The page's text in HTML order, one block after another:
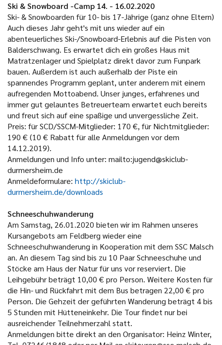
Ski & Snowboard -Camp 14. - 16.02.2020
Ski- & Snowboarden für 10- bis 17-Jährige (ganz ohne Eltern)
Auch dieses Jahr geht's mit uns wieder auf ein
abenteuerliches Ski-/Snowboard-Erlebnis auf die Pisten von
Balderschwang. Es erwartet dich ein großes Haus mit
Matratzenlager und Spielplatz direkt davor zum Funpark
bauen. Außerdem ist auch außerhalb der Piste ein
spannendes Programm geplant, unter anderem mit einem
aufregenden Mottoabend. Unser junges, erfahrenes und
immer gut gelauntes Betreuerteam erwartet euch bereits
und freut sich auf eine spaßige und unvergessliche Zeit.
Preis: für SCD/SSCM-Mitglieder: 170 €, für Nichtmitglieder:
190 € (10 € Rabatt für alle Anmeldungen vor dem
14.12.2019).
Anmeldungen und Info unter: mailto:jugend@skiclub-
durmersheim.de
Anmeldeformulare: http://skiclub-
durmersheim.de/downloads
Schneeschuhwanderung
Am Samstag, 26.01.2020 bieten wir im Rahmen unseres
Kursangebots am Feldberg wieder eine
Schneeschuhwanderung in Kooperation mit dem SSC Malsch
an. An diesem Tag sind bis zu 10 Paar Schneeschuhe und
Stöcke am Haus der Natur für uns vor reserviert. Die
Leihgebühr beträgt 10,00 € pro Person. Weitere Kosten für
die Hin- und Rückfahrt mit dem Bus betragen 22,00 € pro
Person. Die Gehzeit der geführten Wanderung beträgt 4 bis
5 Stunden mit Hütteneinkehr. Die Tour findet nur bei
ausreichender Teilnehmerzahl statt.
Anmeldungen bitte direkt an den Organisator: Heinz Winter,